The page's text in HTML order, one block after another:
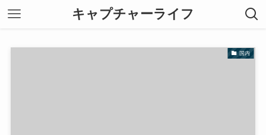
キャプチャーライフ
国内